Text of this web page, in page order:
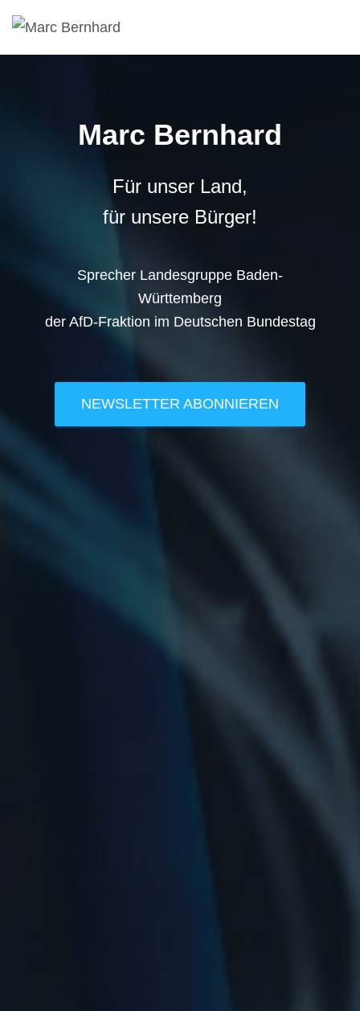
Marc Bernhard
Für unser Land,
für unsere Bürger!
Sprecher Landesgruppe Baden-
Württemberg
der AfD-Fraktion im Deutschen Bundestag
NEWSLETTER ABONNIEREN